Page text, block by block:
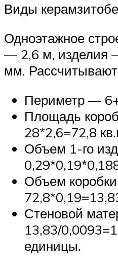
Виды
Одноэтажное
— 2,6 м, изделия
мм.
Периметр —
Площадь
28*2,6=72,8
Объем 1-го
Объем
Стеновой
13,83/
единицы.